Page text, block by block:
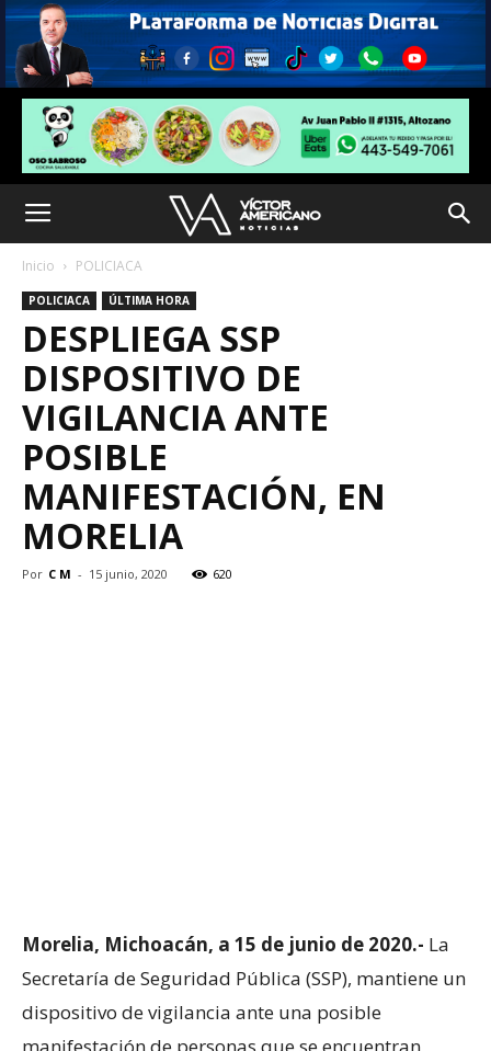
Inicio POLICIACA
POLICIACA ÚLTIMA HORA
DESPLIEGA SSP
DISPOSITIVO DE
VIGILANCIA ANTE
POSIBLE
MANIFESTACIÓN, EN
MORELIA
Por C M - 15 junio, 2020 620
Morelia, Michoacán, a 15 de junio de 2020.- La
Secretaría de Seguridad Pública (SSP), mantiene un
dispositivo de vigilancia ante una posible